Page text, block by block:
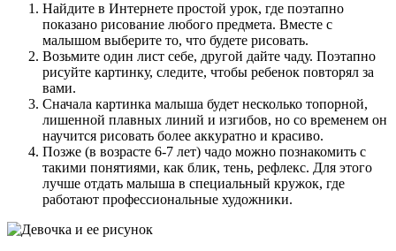
Найдите в Интернете простой урок, где поэтапно
показано рисование любого предмета. Вместе с
малышом выберите то, что будете рисовать.
Возьмите один лист себе, другой дайте чаду. Поэтапно
рисуйте картинку, следите, чтобы ребенок повторял за
вами.
Сначала картинка малыша будет несколько топорной,
лишенной плавных линий и изгибов, но со временем он
научится рисовать более аккуратно и красиво.
Позже (в возрасте 6-7 лет) чадо можно познакомить с
такими понятиями, как блик, тень, рефлекс. Для этого
лучше отдать малыша в специальный кружок, где
работают профессиональные художники.